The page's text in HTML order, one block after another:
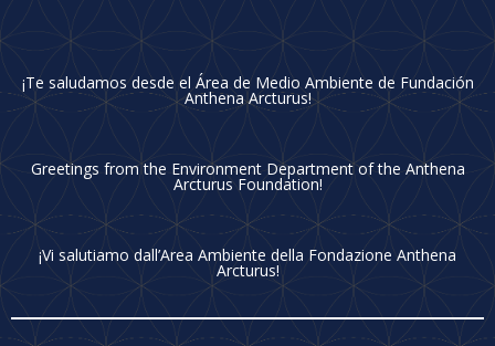
¡Te saludamos desde el Área de Medio Ambiente de Fundación
Anthena Arcturus!
Greetings from the Environment Department of the Anthena
Arcturus Foundation!
¡Vi salutiamo dall’Area Ambiente della Fondazione Anthena
Arcturus!